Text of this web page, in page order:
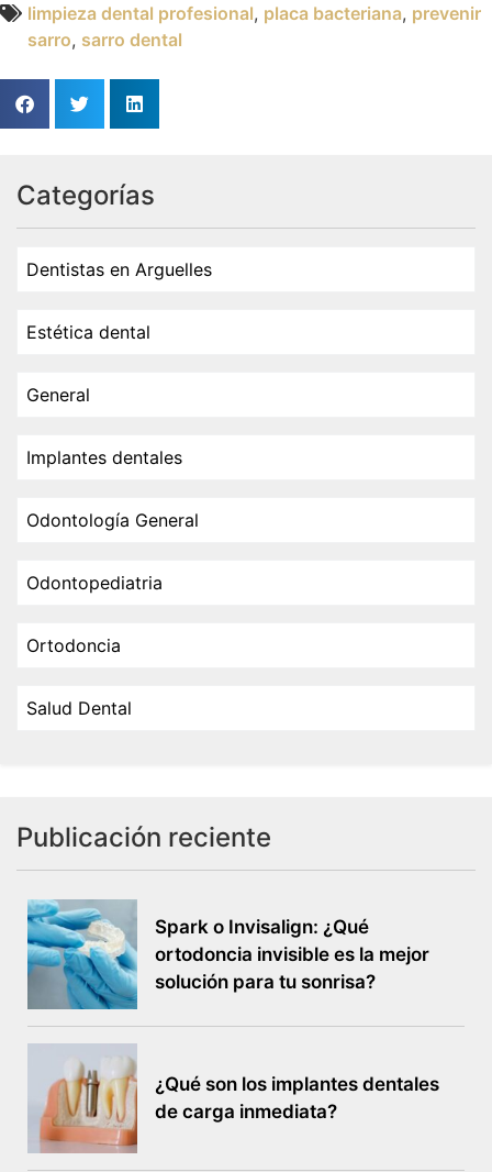
limpieza dental profesional, placa bacteriana, prevenir
sarro, sarro dental
Categorías
Dentistas en Arguelles
Estética dental
General
Implantes dentales
Odontología General
Odontopediatria
Ortodoncia
Salud Dental
Publicación reciente
Spark o Invisalign: ¿Qué
ortodoncia invisible es la mejor
solución para tu sonrisa?
¿Qué son los implantes dentales
de carga inmediata?